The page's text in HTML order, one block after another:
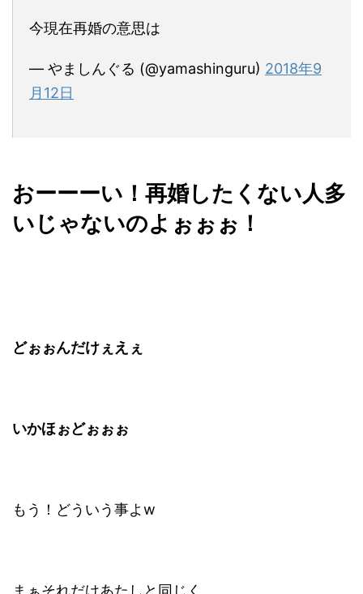
今現在再婚の意思は
— やましんぐる (@yamashinguru) 2018年9
月12日
おーーーい！再婚したくない人多
いじゃないのよぉぉぉ！
どぉぉんだけぇえぇ
いかほぉどぉぉぉ
もう！どういう事よw
まぁそれだけあたしと同じく